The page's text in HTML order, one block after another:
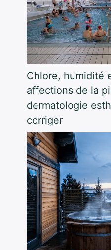
Chlore, humidité
affections de la
dermatologie
corriger